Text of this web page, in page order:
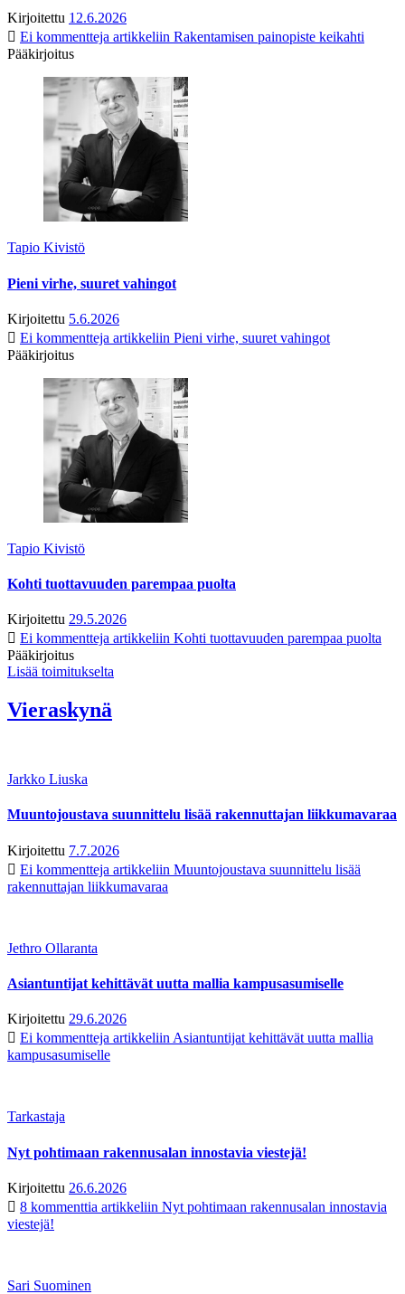
Kirjoitettu 12.6.2026
Ei kommentteja artikkeliin Rakentamisen painopiste keikahti
Pääkirjoitus
Tapio Kivistö
Pieni virhe, suuret vahingot
Kirjoitettu 5.6.2026
Ei kommentteja artikkeliin Pieni virhe, suuret vahingot
Pääkirjoitus
Tapio Kivistö
Kohti tuottavuuden parempaa puolta
Kirjoitettu 29.5.2026
Ei kommentteja artikkeliin Kohti tuottavuuden parempaa puolta
Pääkirjoitus
Lisää toimitukselta
Vieraskynä
Jarkko Liuska
Muuntojoustava suunnittelu lisää rakennuttajan liikkumavaraa
Kirjoitettu 7.7.2026
Ei kommentteja artikkeliin Muuntojoustava suunnittelu lisää
rakennuttajan liikkumavaraa
Jethro Ollaranta
Asiantuntijat kehittävät uutta mallia kampusasumiselle
Kirjoitettu 29.6.2026
Ei kommentteja artikkeliin Asiantuntijat kehittävät uutta mallia
kampusasumiselle
Tarkastaja
Nyt pohtimaan rakennusalan innostavia viestejä!
Kirjoitettu 26.6.2026
8 kommenttia artikkeliin Nyt pohtimaan rakennusalan innostavia
viestejä!
Sari Suominen